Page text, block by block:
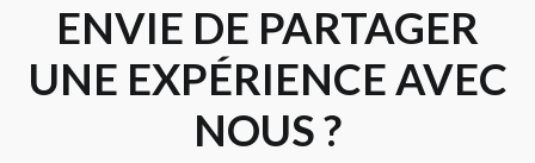
ENVIE DE PARTAGER
UNE EXPÉRIENCE AVEC
NOUS ?